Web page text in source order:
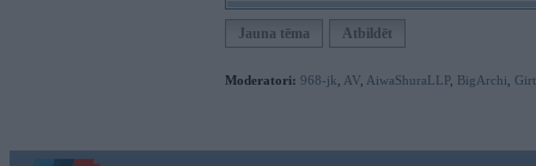
Jauna tēma Atbildēt
Moderatori: 968-jk AV AiwaShuraLLP, BigArchi